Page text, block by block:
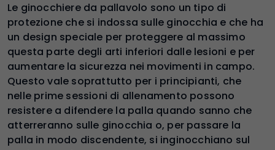
Le ginocchiere da pallavolo sono un tipo di
protezione che si indossa sulle ginocchia e che ha
un design speciale per proteggere al massimo
questa parte degli arti inferiori dalle lesioni e per
aumentare la sicurezza nei movimenti in campo.
Questo vale soprattutto per i principianti, che
nelle prime sessioni di allenamento possono
resistere a difendere la palla quando sanno che
atterreranno sulle ginocchia o, per passare la
palla in modo discendente, si inginocchiano sul